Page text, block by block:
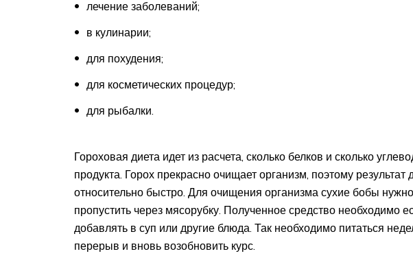
лечение заболеваний;
в кулинарии;
для похудения;
для косметических процедур;
для рыбалки.
Гороховая диета идет из расчета, сколько белков и сколько
продукта. Горох прекрасно очищает организм, поэтому результат
относительно быстро. Для очищения организма сухие бобы
пропустить через мясорубку. Полученное средство необходимо
добавлять в суп или другие блюда. Так необходимо питаться
перерыв и вновь возобновить курс.